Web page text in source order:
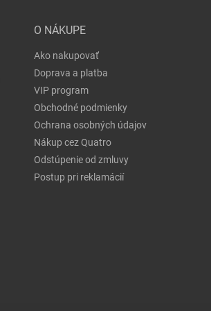
O NÁKUPE
Ako nakupovať
Doprava a platba
VIP program
Obchodné podmienky
Ochrana osobných údajov
Nákup cez Quatro
Odstúpenie od zmluvy
Postup pri reklamácií